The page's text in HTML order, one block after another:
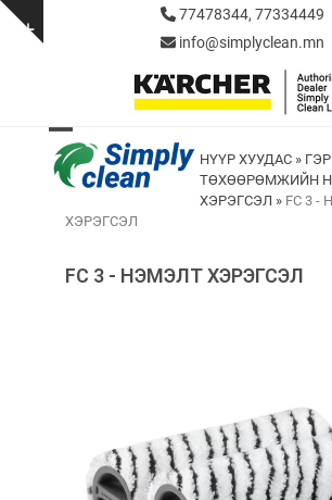
Skip
Show
77478344, 77334449
info@simplyclean.mn
Open
mobile
menu
Close
mobile
menu
НҮҮР ХУУДАС»
ТӨХӨӨРӨМЖИЙН
ХЭРЭГСЭЛ » FC 3 -
ХЭРЭГСЭЛ
FC 3 - НЭМЭЛТ ХЭРЭГСЭЛ